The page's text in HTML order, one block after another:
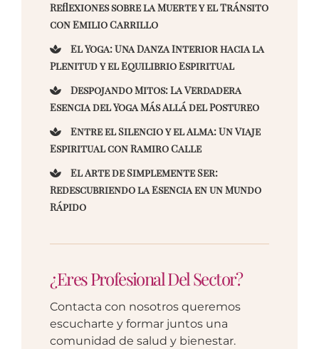
Reflexiones sobre la Muerte y el Tránsito
con Emilio Carrillo
El Yoga: Una Danza Interior hacia la
Plenitud y el Equilibrio Espiritual
Despojando Mitos: La Verdadera
Esencia del Yoga Más Allá del Postureo
Entre el Silencio y el Alma: Un Viaje
Espiritual con Ramiro Calle
El Arte de Simplemente Ser:
Redescubriendo la Esencia en un Mundo
Rápido
¿Eres Profesional Del Sector?
Contacta con nosotros queremos
escucharte y formar juntos una
comunidad de salud y bienestar.